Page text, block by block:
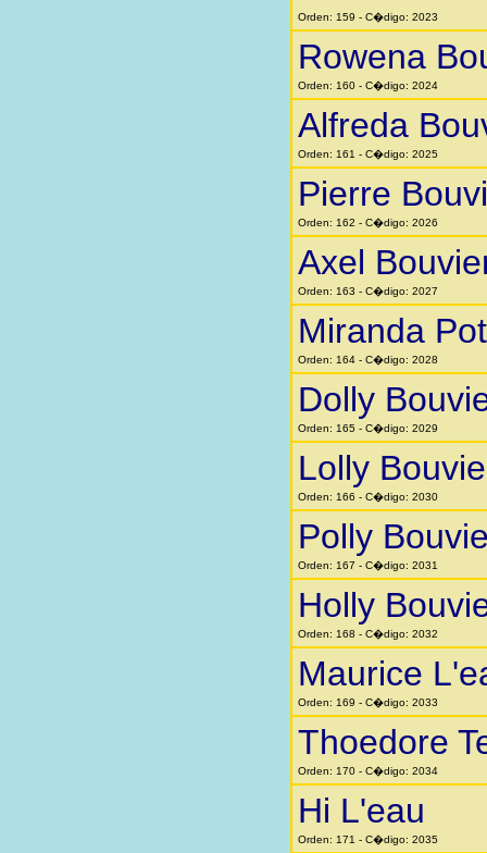
Orden: 159 - C�digo: 2023
Rowena
Orden: 160 - C�digo: 2024
Alfreda
Orden: 161 - C�digo: 2025
Pierre
Orden: 162 - C�digo: 2026
Axel
Orden: 163 - C�digo: 2027
Miranda
Orden: 164 - C�digo: 2028
Dolly
Orden: 165 - C�digo: 2029
Lolly
Orden: 166 - C�digo: 2030
Polly
Orden: 167 - C�digo: 2031
Holly
Orden: 168 - C�digo: 2032
Maurice
Orden: 169 - C�digo: 2033
Thoedore
Orden: 170 - C�digo: 2034
Hi L'eau
Orden: 171 - C�digo: 2035